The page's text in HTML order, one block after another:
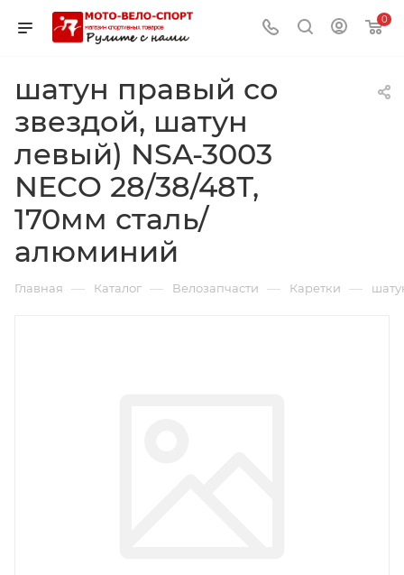
0
шатун правый со
звездой, шатун
левый) NSA-3003
NECO 28/38/48Т,
170мм сталь/
алюминий
Главная — Каталог — Велозапчасти — Каретки —